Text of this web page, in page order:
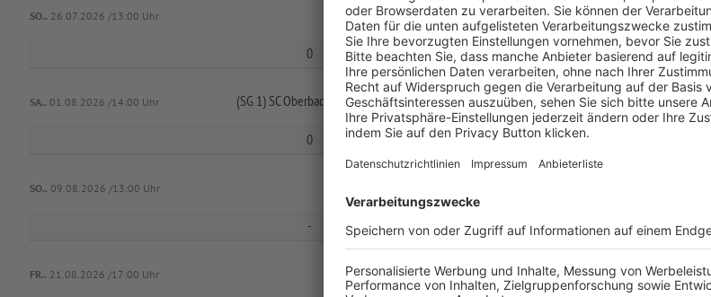
SO.. 26.07.2026 /13:00 Uhr 1.FC Elfershausen :
( :  )
0 0 0 90 0
SA.. 01.08.2026 /14:00 Uhr (SG 1) SC Oberbach/ SV Wildflecken/SV Riedenberg 2  :
( : )
0 0 0
SO.. 09.08.2026 /13:00 Uhr
- - - - -
FR.. 21.08.2026 /17:00 Uhr (SG 1) DJK Unter-Oberebersbach -:-